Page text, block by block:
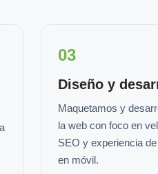
03
Diseño y
Maquetamos y
la web con foco en
SEO y experiencia
en móvil.